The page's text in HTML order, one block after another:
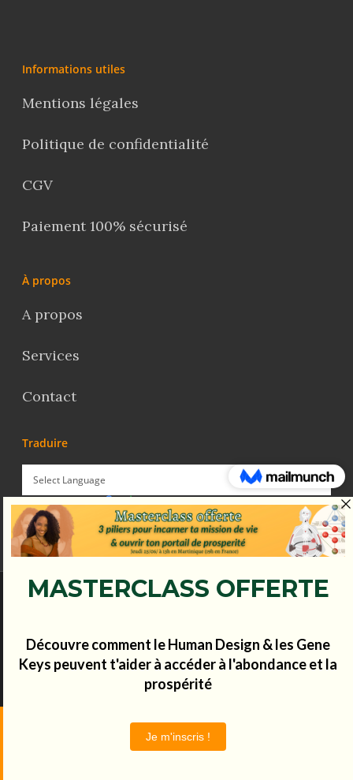
Informations utiles
Mentions légales
Politique de confidentialité
CGV
Paiement 100% sécurisé
À propos
A propos
Services
Contact
Traduire
Powered by Translate